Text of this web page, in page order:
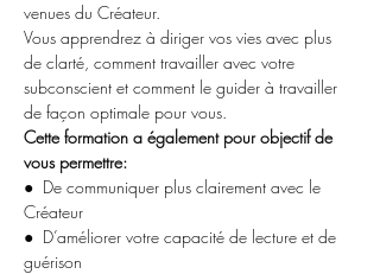
venues du Créateur.
Vous apprendrez à diriger vos vies avec plus
de clarté, comment travailler avec votre
subconscient et comment le guider à travailler
de façon optimale pour vous.
Cette formation a également pour objectif de
vous permettre:
●  De communiquer plus clairement avec le
Créateur
●  D’améliorer votre capacité de lecture et de
guérison